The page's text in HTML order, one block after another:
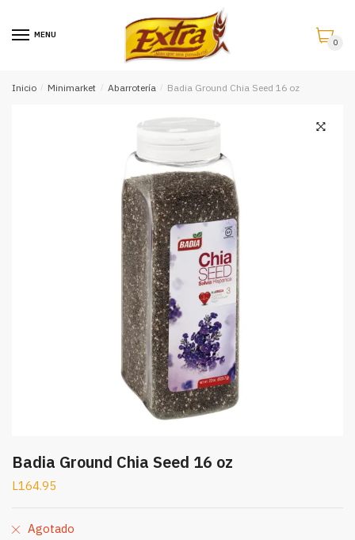
MENU
0
Inicio / Minimarket / Abarrotería / Badia Ground Chia Seed 16 oz
Badia Ground Chia Seed 16 oz
L164.95
Agotado